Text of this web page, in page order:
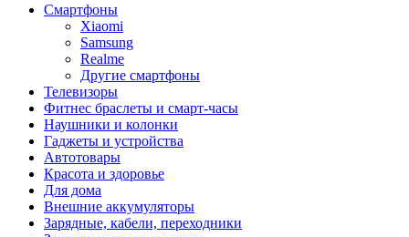
Смартфоны
Xiaomi
Samsung
Realme
Другие смартфоны
Телевизоры
Фитнес браслеты и смарт-часы
Наушники и колонки
Гаджеты и устройства
Автотовары
Красота и здоровье
Для дома
Внешние аккумуляторы
Зарядные, кабели, переходники